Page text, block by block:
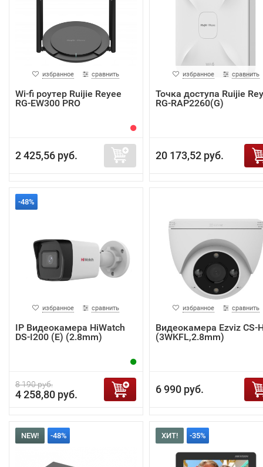
избранное сравнить
Wi-fi роутер Ruijie Reyee
RG-EW300 PRO
2 425,56 руб.
избранное сравнить
Точка доступа Ruijie
RG-RAP2260(G)
20 173,52 руб.
-48%
избранное сравнить
IP Видеокамера HiWatch
DS-I200 (E) (2.8mm)
8 190 руб.
4 258,80 руб.
избранное сравнить
Видеокамера Ezviz CS-
(3WKFL,2.8mm)
6 990 руб.
NEW! -48% ХИТ! -35%